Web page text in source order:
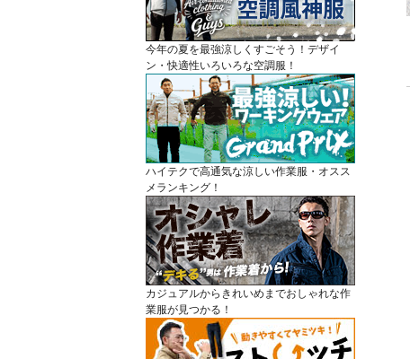
今年の夏を最強涼しくすごそう！デザイ
ン・快適性いろいろな空調服！
ハイテクで高通気な涼しい作業服・オスス
メランキング！
カジュアルからきれいめまでおしゃれな作
業服が見つかる！